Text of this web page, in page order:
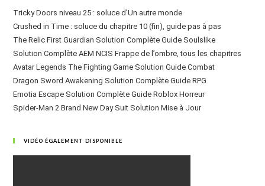
Tricky Doors niveau 25 : soluce d’Un autre monde
Crushed in Time : soluce du chapitre 10 (fin), guide pas à pas
The Relic First Guardian Solution Complète Guide Soulslike
Solution Complète AEM NCIS Frappe de l’ombre, tous les chapitres
Avatar Legends The Fighting Game Solution Guide Combat
Dragon Sword Awakening Solution Complète Guide RPG
Emotia Escape Solution Complète Guide Roblox Horreur
Spider-Man 2 Brand New Day Suit Solution Mise à Jour
VIDÉO ÉGALEMENT DISPONIBLE